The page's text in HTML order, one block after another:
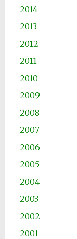
2014
2013
2012
2011
2010
2009
2008
2007
2006
2005
2004
2003
2002
2001